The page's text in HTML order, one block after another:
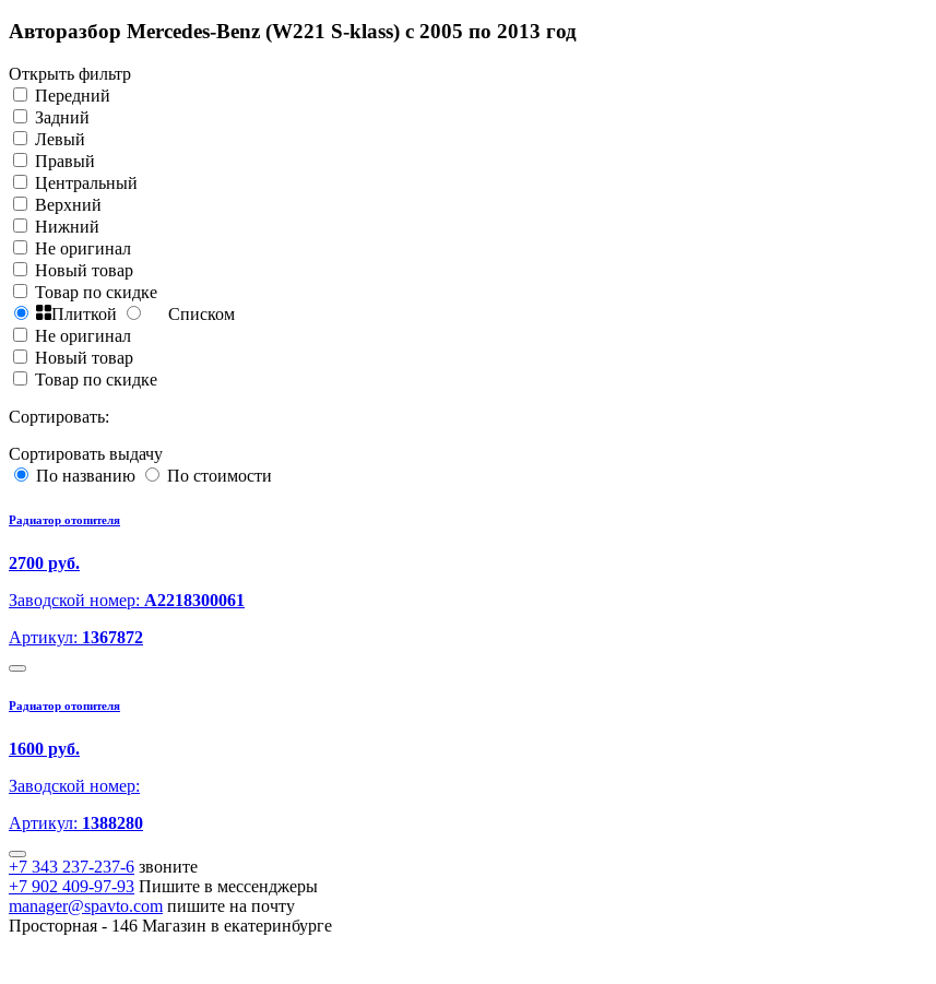
Авторазбор Mercedes-Benz (W221 S-klass) с 2005 по 2013 год
Открыть фильтр
Передний
Задний
Левый
Правый
Центральный
Верхний
Нижний
Не оригинал
Новый товар
Товар по скидке
Плиткой
Списком
Не оригинал
Новый товар
Товар по скидке
Сортировать:
Сортировать выдачу
По названию
По стоимости
Радиатор отопителя
2700 руб.
Заводской номер: A2218300061
Артикул: 1367872
Радиатор отопителя
1600 руб.
Заводской номер:
Артикул: 1388280
+7 343 237-237-6 звоните
+7 902 409-97-93 Пишите в мессенджеры
manager@spavto.com пишите на почту
Просторная - 146 Магазин в екатеринбурге